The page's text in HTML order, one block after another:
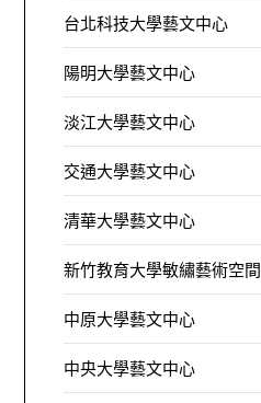
台北科技大學藝文中心
陽明大學藝文中心
淡江大學藝文中心
交通大學藝文中心
清華大學藝文中心
新竹教育大學敏繡藝術空間
中原大學藝文中心
中央大學藝文中心